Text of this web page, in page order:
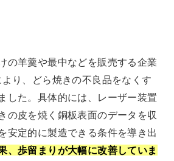
の羊羹や最中などを販売する企業
り、どら焼きの不良品をなくす
した。具体的には、レーザー装置
の皮を焼く銅板表面のデータを収
安定的に製造できる条件を導き出
、歩留まりが大幅に改善していま